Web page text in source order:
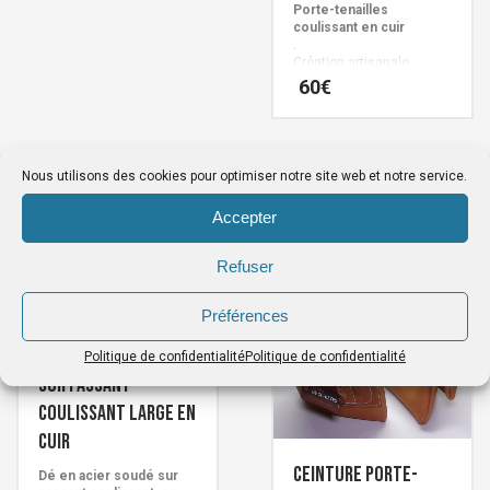
Nous utilisons des cookies pour optimiser notre site web et notre service.
Accepter
Refuser
Préférences
Politique de confidentialitéPolitique de confidentialité
Porte-tenailles
coulissant en cuir
.
Création artisanale
Française signée Cuirs de
Schistes.
60€
a
plusieurs
variations.
Les
options
peuvent
être
Dé en acier soudé
sur passant
coulissant large en
cuir
Dé en acier soudé sur
Ceinture porte-